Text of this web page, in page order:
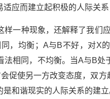
应而建立起积极的人际关
样一种现象，还解释了我们
，均衡；A与B不好，对X
法相同，不均衡。当A与B
促使另一方改变态度，双
和谐现实的人际关系的建立